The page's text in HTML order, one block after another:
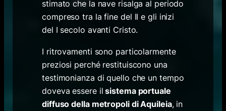
stimato che la nave risalga al periodo
compreso tra la fine del II e gli inizi
del I secolo avanti Cristo.
I ritrovamenti sono particolarmente
preziosi perché restituiscono una
testimonianza di quello che un tempo
doveva essere il sistema portuale
diffuso della metropoli di Aquileia, in